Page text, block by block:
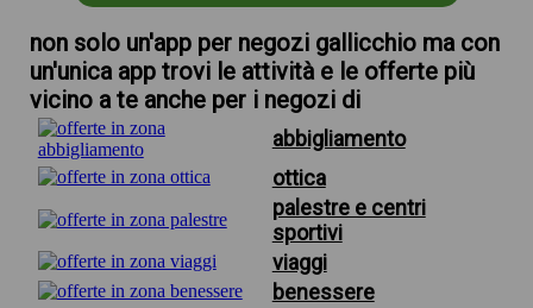
non solo un'app per negozi gallicchio ma con
un'unica app trovi le attività e le offerte più
vicino a te anche per i negozi di
abbigliamento
ottica
palestre e centri
sportivi
viaggi
benessere